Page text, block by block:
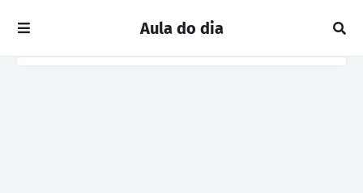
Aula do dia